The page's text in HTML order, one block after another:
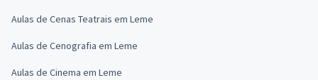
Aulas de Cenas Teatrais em Leme
Aulas de Cenografia em Leme
Aulas de Cinema em Leme